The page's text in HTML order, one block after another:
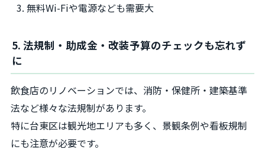
無料Wi-Fiや電源なども需要大
5. 法規制・助成金・改装予算のチェックも忘れず
に
飲食店のリノベーションでは、消防・保健所・建築基準
法など様々な法規制があります。
特に台東区は観光地エリアも多く、景観条例や看板規制
にも注意が必要です。